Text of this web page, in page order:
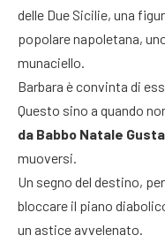
delle Due Sicilie, una
popolare napoletana,
munaciello.
Barbara è convinta di
Questo sino a quando
da Babbo Natale
muoversi.
Un segno del destino,
bloccare il piano
un astice avvelenato.